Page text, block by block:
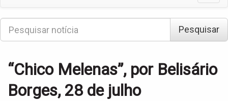
o
g
a
v
P
s
Pesquisar
“Chico Melenas”, por Belisário
Borges, 28 de julho